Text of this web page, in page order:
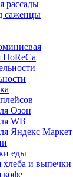
рассады
саженцы
HoReCa
Озон
WB
Яндекс Маркет
еды
хлеба и выпечки
кофе